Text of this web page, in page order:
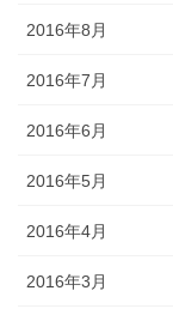
2016年8月
2016年7月
2016年6月
2016年5月
2016年4月
2016年3月